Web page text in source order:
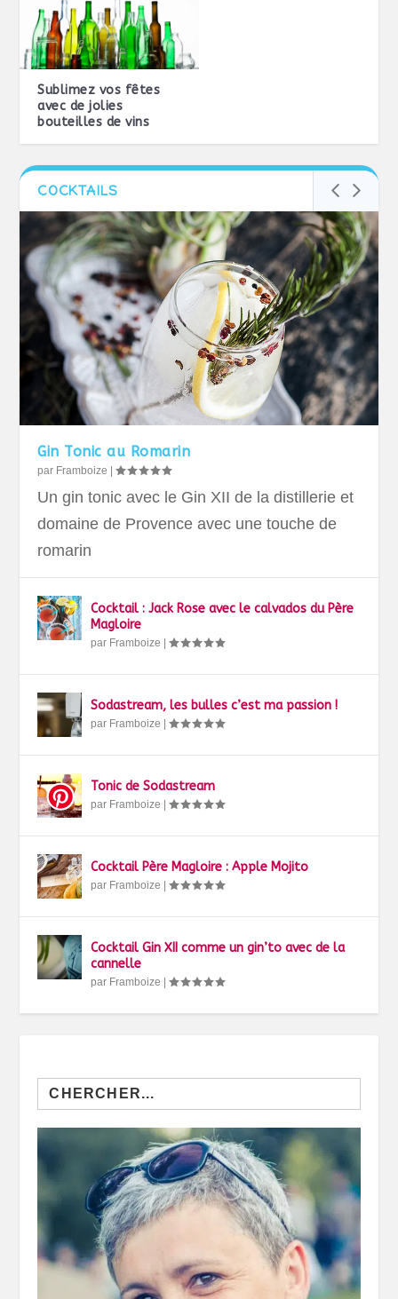
Sublimez vos fêtes
avec de jolies
bouteilles de vins
COCKTAILS
Gin Tonic au Romarin
par Framboize |
Un gin tonic avec le Gin XII de la distillerie et
domaine de Provence avec une touche de
romarin
Cocktail : Jack Rose avec le calvados du Père
Magloire
par Framboize |
Sodastream, les bulles c’est ma passion !
par Framboize |
Tonic de Sodastream
par Framboize |
Cocktail Père Magloire : Apple Mojito
par Framboize |
Cocktail Gin XII comme un gin’to avec de la
cannelle
par Framboize |
Search
for: